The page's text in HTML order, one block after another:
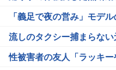
「義足で夜の営み」モデ
流しのタクシー捕まらな
性被害者の友人「ラッキー